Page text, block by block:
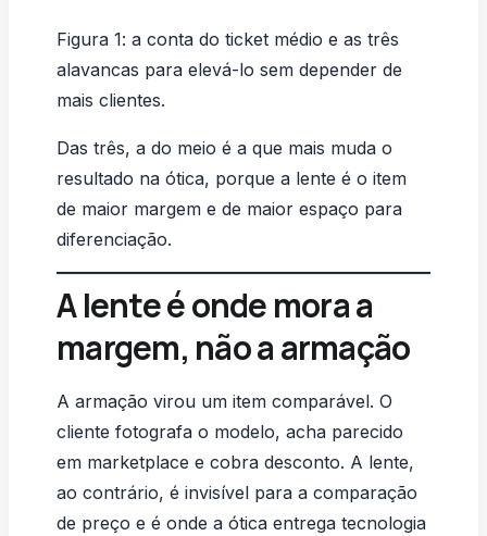
Figura 1: a conta do ticket médio e as três
alavancas para elevá-lo sem depender de
mais clientes.
Das três, a do meio é a que mais muda o
resultado na ótica, porque a lente é o item
de maior margem e de maior espaço para
diferenciação.
A lente é onde mora a
margem, não a armação
A armação virou um item comparável. O
cliente fotografa o modelo, acha parecido
em marketplace e cobra desconto. A lente,
ao contrário, é invisível para a comparação
de preço e é onde a ótica entrega tecnologia